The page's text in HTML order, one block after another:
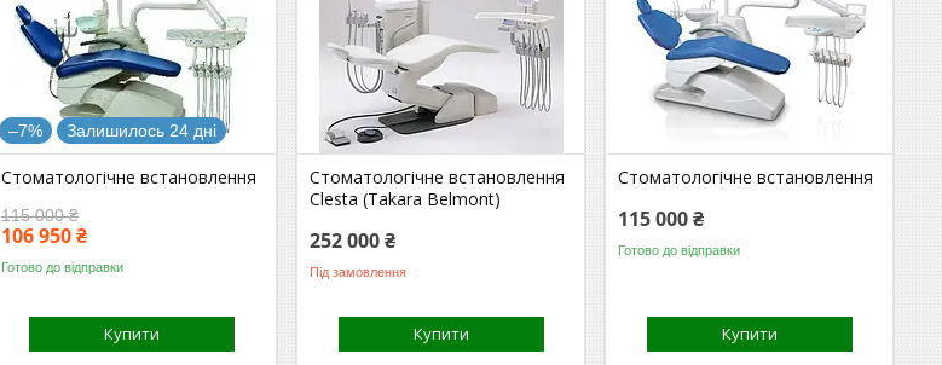
–7% Залишилось 24 дні
Стоматологічне встановлення
115 000 ₴
106 950 ₴
Готово до відправки
Купити
Стоматологічне встановлення
Clesta (Takara Belmont)
252 000 ₴
Під замовлення
Купити
Стоматологічне встановлення
115 000 ₴
Готово до відправки
Купити